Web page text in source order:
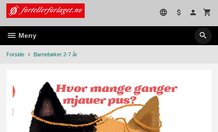
Gå
innholdet
Meny
Forside Barnebøker 2-7 år